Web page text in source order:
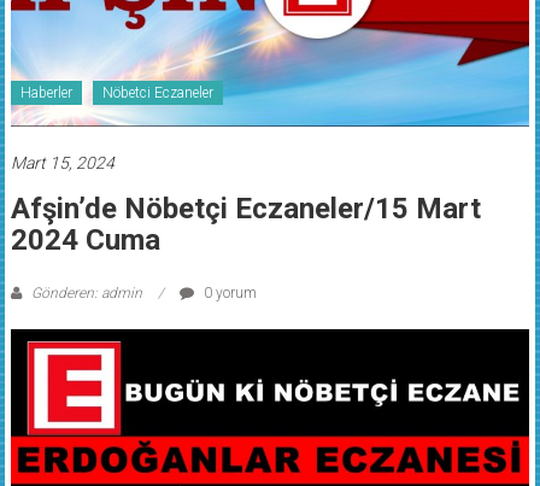
Haberler Nöbetci Eczaneler
Mart 15, 2024
Afşin’de Nöbetçi Eczaneler/15 Mart
2024 Cuma
Gönderen: admin 0 yorum